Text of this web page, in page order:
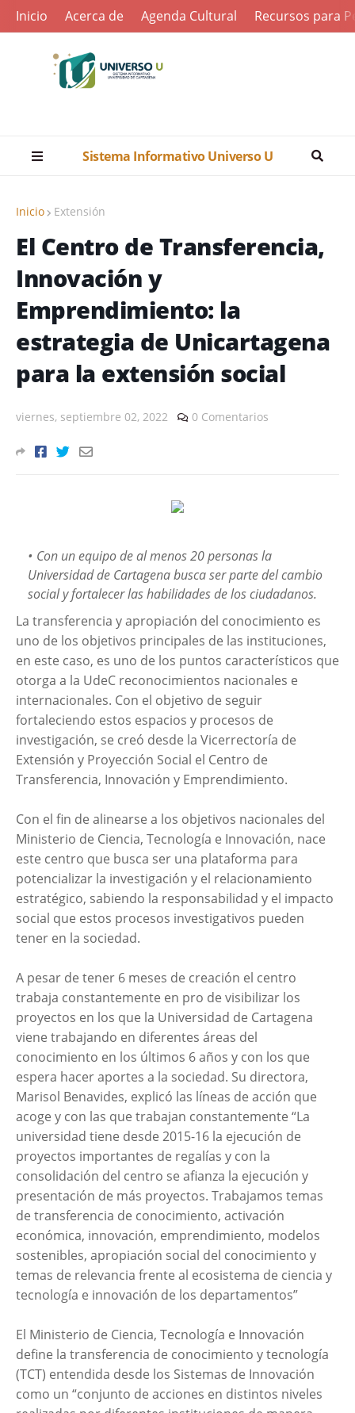
Inicio Acerca de Agenda Cultural Recursos para
Sistema Informativo Universo U
Inicio Extensión
El Centro de Transferencia,
Innovación y
Emprendimiento: la
estrategia de Unicartagena
para la extensión social
viernes, septiembre 02, 2022 0 Comentarios
Con un equipo de al menos 20 personas la
Universidad de Cartagena busca ser parte del cambio
social y fortalecer las habilidades de los ciudadanos.
La transferencia y apropiación del conocimiento es
uno de los objetivos principales de las instituciones,
en este caso, es uno de los puntos característicos que
otorga a la UdeC reconocimientos nacionales e
internacionales. Con el objetivo de seguir
fortaleciendo estos espacios y procesos de
investigación, se creó desde la Vicerrectoría de
Extensión y Proyección Social el Centro de
Transferencia, Innovación y Emprendimiento.
Con el fin de alinearse a los objetivos nacionales del
Ministerio de Ciencia, Tecnología e Innovación, nace
este centro que busca ser una plataforma para
potencializar la investigación y el relacionamiento
estratégico, sabiendo la responsabilidad y el impacto
social que estos procesos investigativos pueden
tener en la sociedad.
A pesar de tener 6 meses de creación el centro
trabaja constantemente en pro de visibilizar los
proyectos en los que la Universidad de Cartagena
viene trabajando en diferentes áreas del
conocimiento en los últimos 6 años y con los que
espera hacer aportes a la sociedad. Su directora,
Marisol Benavides, explicó las líneas de acción que
acoge y con las que trabajan constantemente “La
universidad tiene desde 2015-16 la ejecución de
proyectos importantes de regalías y con la
consolidación del centro se afianza la ejecución y
presentación de más proyectos. Trabajamos temas
de transferencia de conocimiento, activación
económica, innovación, emprendimiento, modelos
sostenibles, apropiación social del conocimiento y
temas de relevancia frente al ecosistema de ciencia y
tecnología e innovación de los departamentos”
El Ministerio de Ciencia, Tecnología e Innovación
define la transferencia de conocimiento y tecnología
(TCT) entendida desde los Sistemas de Innovación
como un “conjunto de acciones en distintos niveles